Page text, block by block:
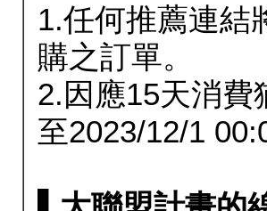
1.任何推薦連結
購之訂單。
2.因應15天消費
至2023/12/1